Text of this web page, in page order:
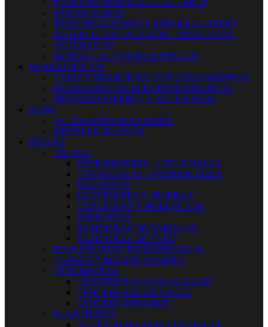
PEQUEÑO MATERIAL ELECTRICO
EXTRACTORES
PROLONGACIONES Y ENROLLACABLES
MATERIAL INSTALACIÓN - MINI CANAL
ANTENAS TV
PANTALLAS-DOWNLIGHTS LED
HERRAMIENTAS
CAJAS Y MALETINES CON HERRAMIENTAS
HERRAMIENTAS ELECTROPORTATILES
MINIHERRAMIENTA Y ACCESORIOS
BAÑO
ACCESORIOS PARA BAÑO
MUEBLES DE BAÑO
HOGAR
COCINA
EXPRIMIDORES - LICUADORAS
TOSTADORAS - SANDWICHERA
BALANZAS
HERVIDORES Y TETERAS
CAFETERAS Y MOLINILLOS
FREIDORAS
BATIDORAS DE VARILLAS
BATIDORAS DE VASO
PEQUEÑO ELECTRODOMESTICO
CARROS Y BOLSAS COMPRA
TENDEDEROS
TENDEDEROS PARA COLGAR
TENDEDEROS DE SUELO
TENDEDEROS FIJOS
PLANCHADO
ACCESORIOS PARA PLANCHAR